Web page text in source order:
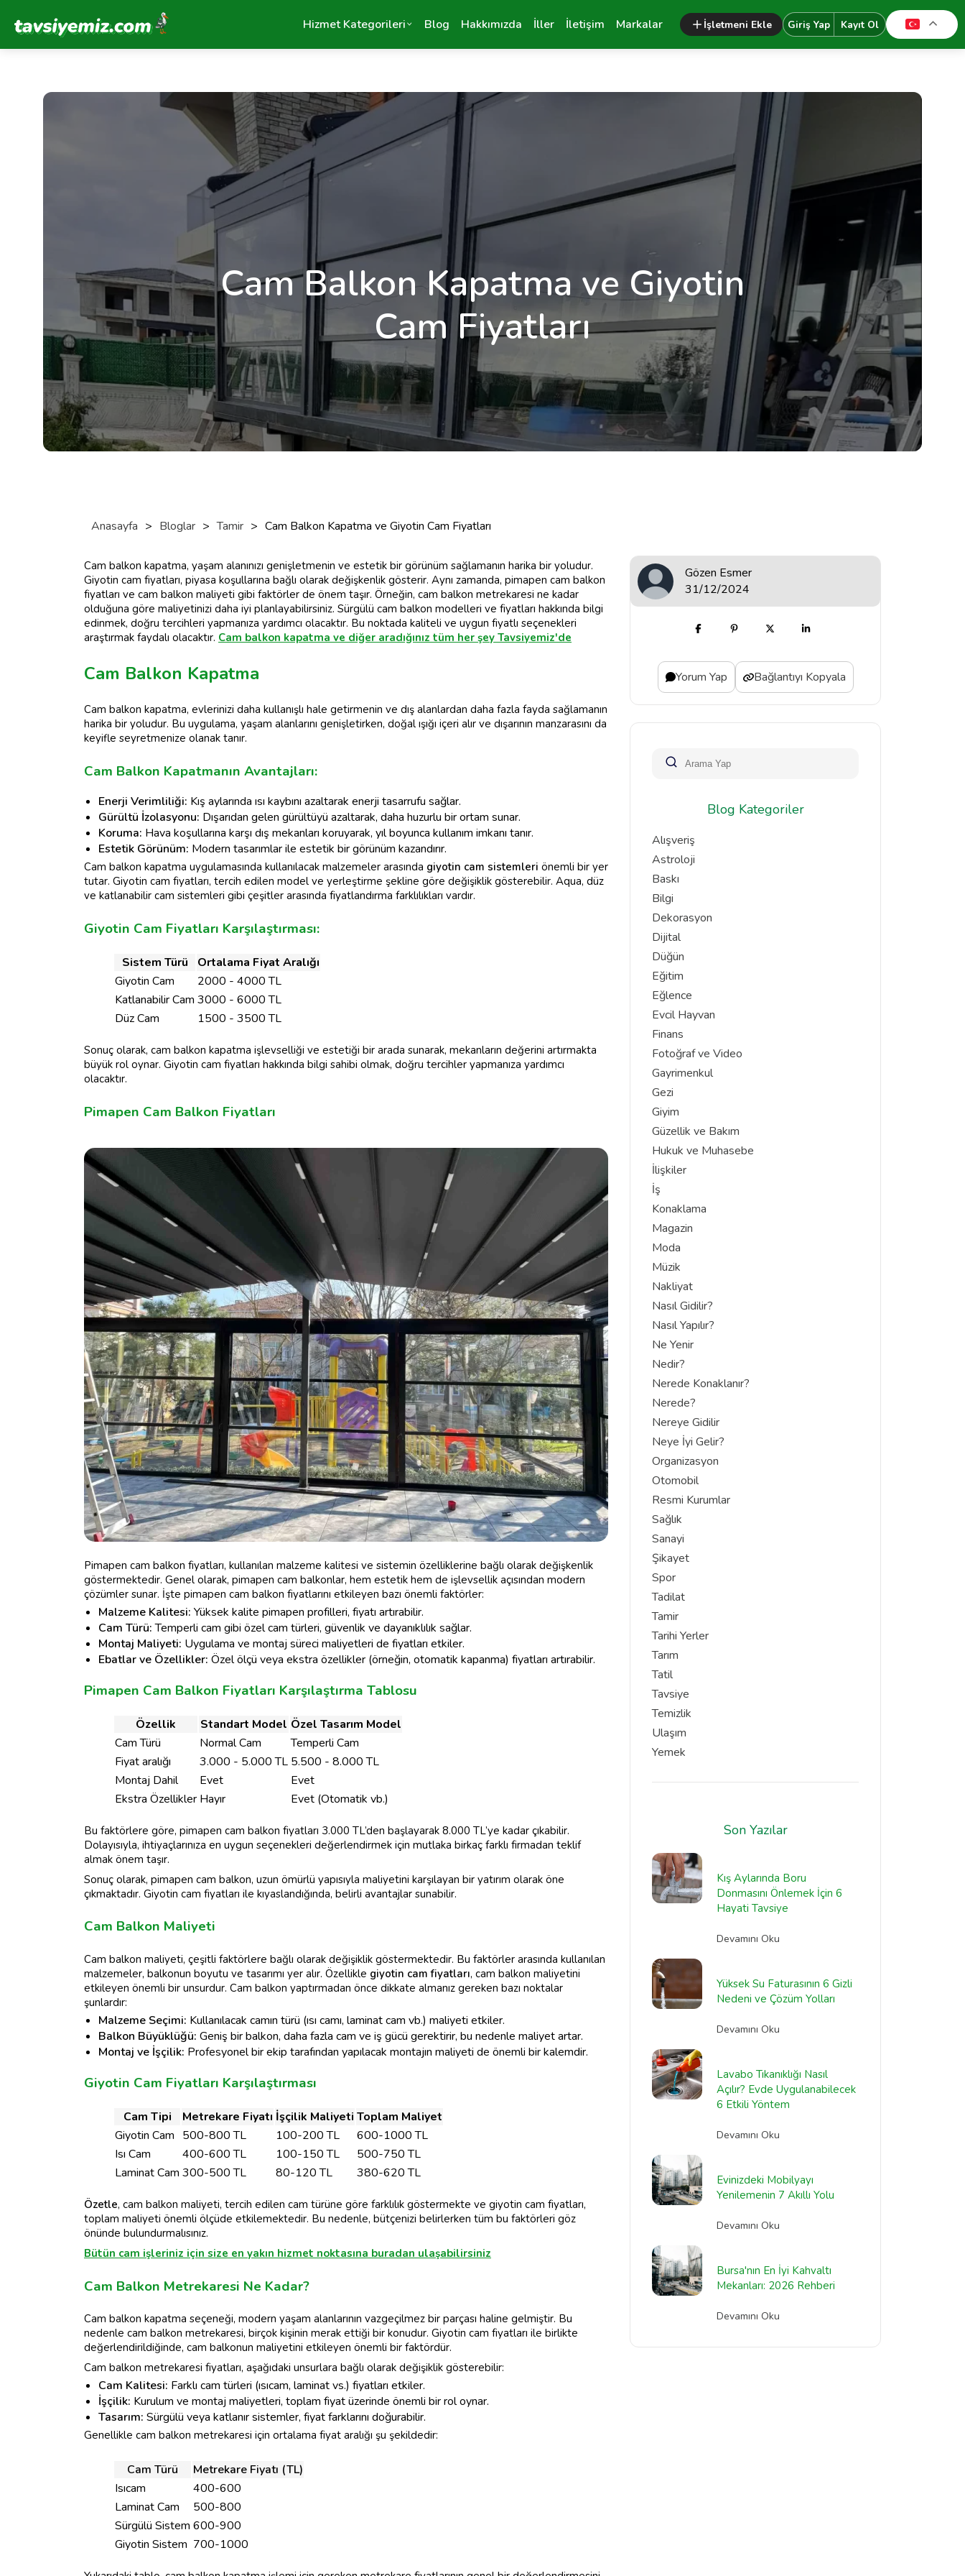
Tavsiyemiz Anasayfa Hizmet Kategorileri Blog Hakkımızda İller İletişim Markalar İşletmeni Ekle Giriş Yap Kayıt Ol
Cam Balkon Kapatma ve Giyotin
Cam Fiyatları
Anasayfa > Bloglar > Tamir > Cam Balkon Kapatma ve Giyotin Cam Fiyatları
Cam balkon kapatma, yaşam alanınızı genişletmenin ve estetik bir görünüm sağlamanın harika bir yoludur.
Giyotin cam fiyatları, piyasa koşullarına bağlı olarak değişkenlik gösterir. Aynı zamanda, pimapen cam balkon
fiyatları ve cam balkon maliyeti gibi faktörler de önem taşır. Örneğin, cam balkon metrekaresi ne kadar
olduğuna göre maliyetinizi daha iyi planlayabilirsiniz. Sürgülü cam balkon modelleri ve fiyatları hakkında bilgi
edinmek, doğru tercihleri yapmanıza yardımcı olacaktır. Bu noktada kaliteli ve uygun fiyatlı seçenekleri
araştırmak faydalı olacaktır. Cam balkon kapatma ve diğer aradığınız tüm her şey Tavsiyemiz'de
Cam Balkon Kapatma
Cam balkon kapatma, evlerinizi daha kullanışlı hale getirmenin ve dış alanlardan daha fazla fayda sağlamanın
harika bir yoludur. Bu uygulama, yaşam alanlarını genişletirken, doğal ışığı içeri alır ve dışarının manzarasını da
keyifle seyretmenize olanak tanır.
Cam Balkon Kapatmanın Avantajları:
Enerji Verimliliği: Kış aylarında ısı kaybını azaltarak enerji tasarrufu sağlar.
Gürültü İzolasyonu: Dışarıdan gelen gürültüyü azaltarak, daha huzurlu bir ortam sunar.
Koruma: Hava koşullarına karşı dış mekanları koruyarak, yıl boyunca kullanım imkanı tanır.
Estetik Görünüm: Modern tasarımlar ile estetik bir görünüm kazandırır.
Cam balkon kapatma uygulamasında kullanılacak malzemeler arasında giyotin cam sistemleri önemli bir yer
tutar. Giyotin cam fiyatları, tercih edilen model ve yerleştirme şekline göre değişiklik gösterebilir. Aqua, düz
ve katlanabilir cam sistemleri gibi çeşitler arasında fiyatlandırma farklılıkları vardır.
Giyotin Cam Fiyatları Karşılaştırması:
Sistem Türü
Ortalama Fiyat Aralığı
Giyotin Cam
2000 - 4000 TL
Katlanabilir Cam 3000 - 6000 TL
Düz Cam
1500 - 3500 TL
Sonuç olarak, cam balkon kapatma işlevselliği ve estetiği bir arada sunarak, mekanların değerini artırmakta
büyük rol oynar. Giyotin cam fiyatları hakkında bilgi sahibi olmak, doğru tercihler yapmanıza yardımcı
olacaktır.
Pimapen Cam Balkon Fiyatları
Pimapen cam balkon fiyatları, kullanılan malzeme kalitesi ve sistemin özelliklerine bağlı olarak değişkenlik
göstermektedir. Genel olarak, pimapen cam balkonlar, hem estetik hem de işlevsellik açısından modern
çözümler sunar. İşte pimapen cam balkon fiyatlarını etkileyen bazı önemli faktörler:
Malzeme Kalitesi: Yüksek kalite pimapen profilleri, fiyatı artırabilir.
Cam Türü:Temperli cam gibi özel cam türleri, güvenlik ve dayanıklılık sağlar.
Montaj Maliyeti: Uygulama ve montaj süreci maliyetleri de fiyatları etkiler.
Ebatlar ve Özellikler: Özel ölçü veya ekstra özellikler (örneğin, otomatik kapanma) fiyatları artırabilir.
Pimapen Cam Balkon Fiyatları Karşılaştırma Tablosu
Özellik Standart Model Özel Tasarım Model
Cam Türü
Normal Cam
Temperli Cam
Fiyat aralığı
3.000 - 5.000 TL 5.500 - 8.000 TL
Montaj Dahil
Evet
Evet
Ekstra Özellikler Hayır Evet (Otomatik vb.)
Bu faktörlere göre, pimapen cam balkon fiyatları 3.000 TL’den başlayarak 8.000 TL’ye kadar çıkabilir.
Dolayısıyla, ihtiyaçlarınıza en uygun seçenekleri değerlendirmek için mutlaka birkaç farklı firmadan teklif
almak önem taşır.
Sonuç olarak, pimapen cam balkon, uzun ömürlü yapısıyla maliyetini karşılayan bir yatırım olarak öne
çıkmaktadır. Giyotin cam fiyatları ile kıyaslandığında, belirli avantajlar sunabilir.
Cam Balkon Maliyeti
Cam balkon maliyeti, çeşitli faktörlere bağlı olarak değişiklik göstermektedir. Bu faktörler arasında kullanılan
malzemeler, balkonun boyutu ve tasarımı yer alır. Özellikle giyotin cam fiyatları, cam balkon maliyetini
etkileyen önemli bir unsurdur. Cam balkon yaptırmadan önce dikkate almanız gereken bazı noktalar
şunlardır:
Malzeme Seçimi: Kullanılacak camın türü (ısı camı, laminat cam vb.) maliyeti etkiler.
Balkon Büyüklüğü: Geniş bir balkon, daha fazla cam ve iş gücü gerektirir, bu nedenle maliyet artar.
Montaj ve İşçilik: Profesyonel bir ekip tarafından yapılacak montajın maliyeti de önemli bir kalemdir.
Giyotin Cam Fiyatları Karşılaştırması
Cam Tipi Metrekare Fiyatı İşçilik Maliyeti Toplam Maliyet
Giyotin Cam 500-800 TL 100-200 TL
600-1000 TL
Isı Cam
400-600 TL 100-150 TL
500-750 TL
Laminat Cam 300-500 TL 80-120 TL 380-620 TL
Özetle, cam balkon maliyeti, tercih edilen cam türüne göre farklılık göstermekte ve giyotin cam fiyatları,
toplam maliyeti önemli ölçüde etkilemektedir. Bu nedenle, bütçenizi belirlerken tüm bu faktörleri göz
önünde bulundurmalısınız.
Bütün cam işleriniz için size en yakın hizmet noktasına buradan ulaşabilirsiniz
Cam Balkon Metrekaresi Ne Kadar?
Cam balkon kapatma seçeneği, modern yaşam alanlarının vazgeçilmez bir parçası haline gelmiştir. Bu
nedenle cam balkon metrekaresi, birçok kişinin merak ettiği bir konudur. Giyotin cam fiyatları ile birlikte
değerlendirildiğinde, cam balkonun maliyetini etkileyen önemli bir faktördür.
Cam balkon metrekaresi fiyatları, aşağıdaki unsurlara bağlı olarak değişiklik gösterebilir:
Cam Kalitesi: Farklı cam türleri (ısıcam, laminat vs.) fiyatları etkiler.
İşçilik: Kurulum ve montaj maliyetleri, toplam fiyat üzerinde önemli bir rol oynar.
Tasarım: Sürgülü veya katlanır sistemler, fiyat farklarını doğurabilir.
Genellikle cam balkon metrekaresi için ortalama fiyat aralığı şu şekildedir:
Cam Türü
Metrekare Fiyatı (TL)
Isıcam
400-600
Laminat Cam
500-800
Sürgülü Sistem 600-900
Giyotin Sistem 700-1000
Gözen Esmer
31/12/2024
Yorum Yap Bağlantıyı Kopyala
Blog Kategoriler
Alışveriş
Astroloji
Baskı
Bilgi
Dekorasyon
Dijital
Düğün
Eğitim
Eğlence
Evcil Hayvan
Finans
Fotoğraf ve Video
Gayrimenkul
Gezi
Giyim
Güzellik ve Bakım
Hukuk ve Muhasebe
İlişkiler
İş
Konaklama
Magazin
Moda
Müzik
Nakliyat
Nasıl Gidilir?
Nasıl Yapılır?
Ne Yenir
Nedir?
Nerede Konaklanır?
Nerede?
Nereye Gidilir
Neye İyi Gelir?
Organizasyon
Otomobil
Resmi Kurumlar
Sağlık
Sanayi
Şikayet
Spor
Tadilat
Tamir
Tarihi Yerler
Tarım
Tatil
Tavsiye
Temizlik
Ulaşım
Yemek
Son Yazılar
Kış Aylarında Boru
Donmasını Önlemek İçin 6
Hayati Tavsiye
Devamını Oku
Yüksek Su Faturasının 6 Gizli
Nedeni ve Çözüm Yolları
Devamını Oku
Lavabo Tıkanıklığı Nasıl
Açılır? Evde Uygulanabilecek
6 Etkili Yöntem
Devamını Oku
Evinizdeki Mobilyayı
Yenilemenin 7 Akıllı Yolu
Devamını Oku
Bursa'nın En İyi Kahvaltı
Mekanları: 2026 Rehberi
Devamını Oku